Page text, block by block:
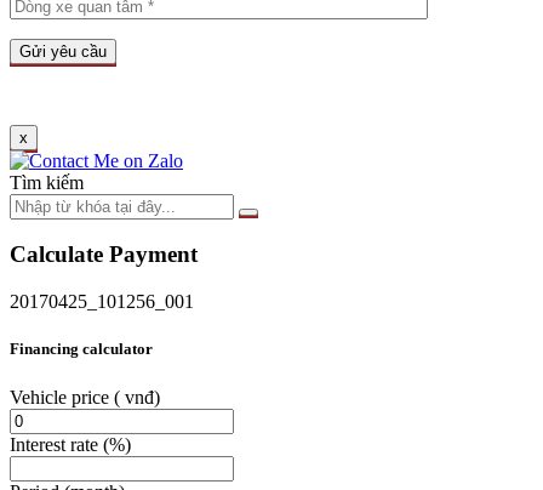
x
Tìm kiếm
Calculate Payment
20170425_101256_001
Financing calculator
Vehicle price ( vnđ)
Interest rate (%)